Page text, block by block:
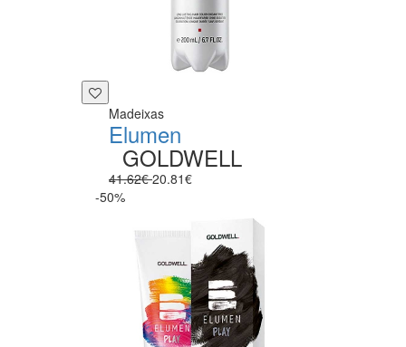
Madeixas
Elumen
GOLDWELL
41.62€20.81€
-50%